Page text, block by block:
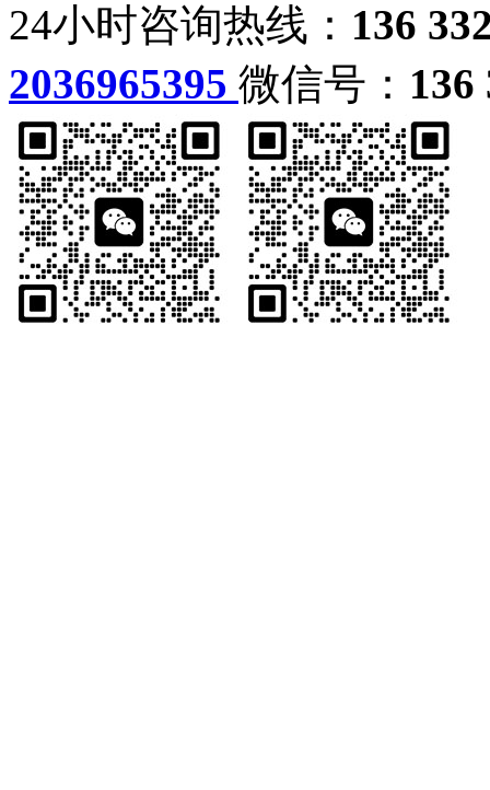
24小时咨询热线： 136
2036965395 微信号： 136